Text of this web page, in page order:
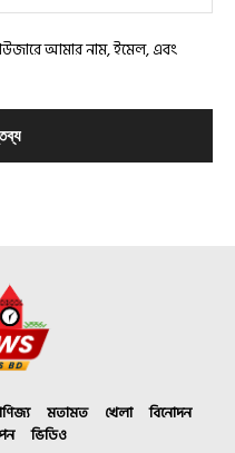
আমার নাম, ইমেল, এবং
মতামত খেলা
বিনোদন
ভিডিও